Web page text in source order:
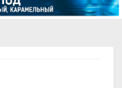
Sauvin)
5.67 г
полностью